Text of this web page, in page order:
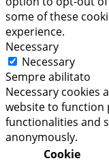
some of these
experience.
Necessary
Necessary
Sempre abilitato
Necessary cookies
website to function
functionalities and
anonymously.
Cookie